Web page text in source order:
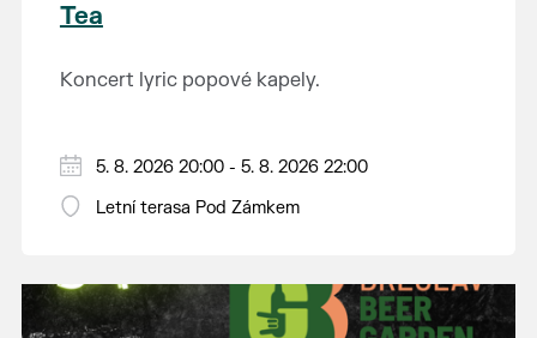
Tea
Koncert lyric popové kapely.
5. 8. 2026 20:00 - 5. 8. 2026 22:00
Letní terasa Pod Zámkem